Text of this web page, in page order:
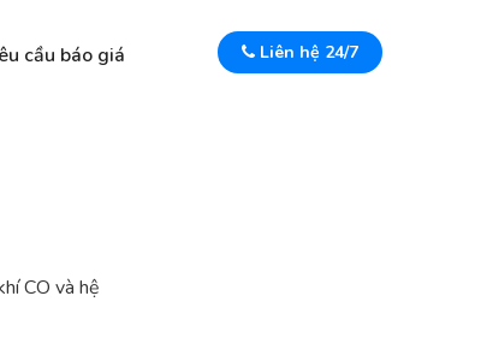
cầu báo giá Liên hệ 24/7
CO và hệ